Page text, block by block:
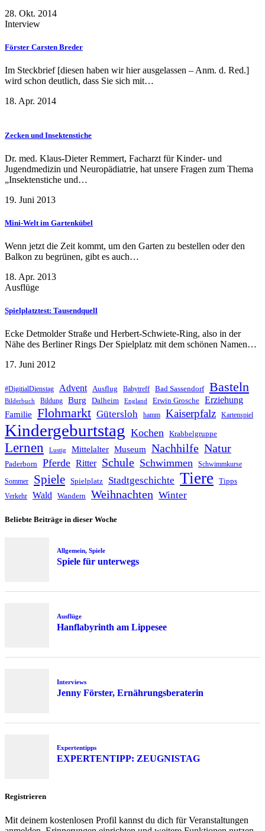
28. Okt. 2014
Interview
Förster Carsten Breder
Im Steckbrief [diesen haben wir hier ausgelassen – Anm. d. Red.]
wird schon deutlich, dass Sie sich mit…
18. Apr. 2014
Zecken und Insektenstiche
Dr. med. Klaus-Dieter Remmert, Facharzt für Kinder- und
Jugendmedizin und Neuropädiatrie, hat unsere Fragen zum Thema
„Insektenstiche und…
19. Juni 2013
Mini-Welt im Gartenkübel
Wenn jetzt die Zeit kommt, um den Garten zu bestellen oder den
Balkon zu begrünen, gibt es auch…
18. Apr. 2013
Ausflüge
Spielplatztest: Tausendquell
Ecke Detmolder Straße und Herbert-Schwiete-Ring, also in der
Nähe des Berliner Rings Der Spielplatz mit dem schönen Namen…
17. Juni 2012
#DigitialDienstag Advent Ausflug Babytreff Bad Sassendorf Basteln
Bilderbuch Bildung Burg Dalheim England Erwin Grosche Erziehung
Familie Flohmarkt Gütersloh hamm Kaiserpfalz Kartenspiel
Kindergeburtstag Kochen Krabbelgruppe
Lernen Lustig Mittelalter Museum Nachhilfe Natur
Paderborn Pferde Ritter Schule Schwimmen Schwimmkurse
Sommer Spiele Spielplatz Stadtgeschichte Tiere Tipps
Verkehr Wald Wandern Weihnachten Winter
Beliebte Beiträge in dieser Woche
Allgemein, Spiele
Spiele für unterwegs
Ausflüge
Hanflabyrinth am Lippesee
Interviews
Jenny Förster, Ernährungsberaterin
Expertentipps
EXPERTENTIPP: ZEUGNISTAG
Registrieren
Mit deinem kostenlosen Profil kannst du dich für Veranstaltungen